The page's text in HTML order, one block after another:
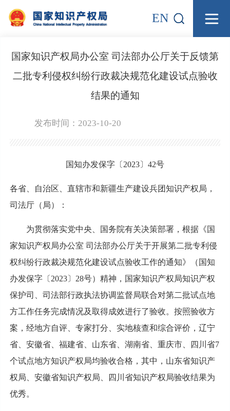
EN
国家知识产权局办公室 司法部办公厅关于反馈第
二批专利侵权纠纷行政裁决规范化建设试点验收
结果的通知
发布时间：2023-10-20
国知办发保字〔2023〕42号
各省、自治区、直辖市和新疆生产建设兵团知识产权局，
司法厅（局）：
为贯彻落实党中央、国务院有关决策部署，根据《国
家知识产权局办公室 司法部办公厅关于开展第二批专利侵
权纠纷行政裁决规范化建设试点验收工作的通知》（国知
办发保字〔2023〕28号）精神，国家知识产权局知识产权
保护司、司法部行政执法协调监督局联合对第二批试点地
方工作任务完成情况及取得成效进行了验收。按照验收方
案，经地方自评、专家打分、实地核查和综合评价，辽宁
省、安徽省、福建省、山东省、湖南省、重庆市、四川省7
个试点地方知识产权局均验收合格，其中，山东省知识产
权局、安徽省知识产权局、四川省知识产权局验收结果为
优秀。